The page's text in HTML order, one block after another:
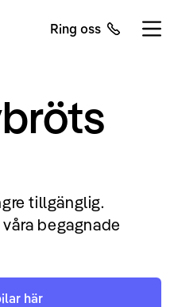
Ring oss
tillgänglig.
begagnade
här